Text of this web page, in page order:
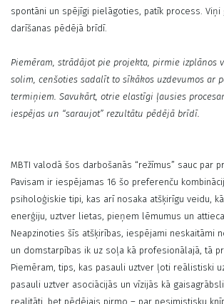
spontāni un spējīgi pielāgoties, patīk process. Viņi
darīšanas pēdējā brīdī.
Piemēram, strādājot pie projekta, pirmie izplānos
solim, cenšoties sadalīt to sīkākos uzdevumos ar
termiņiem. Savukārt, otrie elastīgi ļausies
iespējas un “saraujot” rezultātu pēdējā brīdī.
MBTI valodā šos darbošanās “režīmus” sauc par
Pavisam ir iespējamas 16 šo preferenču
psiholoģiskie tipi, kas arī nosaka atšķirīgu veidu,
enerģiju, uztver lietas, pieņem lēmumus un
Neapzinoties šīs atšķirības, iespējami neskaitāmi
un domstarpības ik uz soļa kā profesionālajā, tā
Piemēram, tips, kas pasauli uztver ļoti reālistiski
pasauli uztver asociācijās un vīzijās kā
realitāti, bet pēdējais pirmo – par pesimistisku